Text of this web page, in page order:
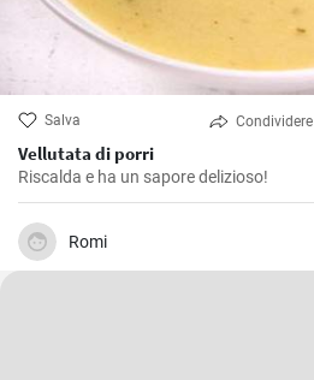
Salva Condividere
Vellutata di porri
Riscalda e ha un sapore delizioso!
Romi